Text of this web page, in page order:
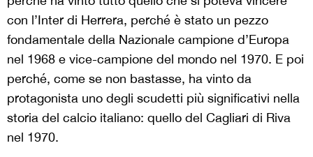
con l’Inter di Herrera, perché è stato un pezzo
fondamentale della Nazionale campione d’Europa
nel 1968 e vice-campione del mondo nel 1970. E poi
perché, come se non bastasse, ha vinto da
protagonista uno degli scudetti più significativi nella
storia del calcio italiano: quello del Cagliari di Riva
nel 1970.